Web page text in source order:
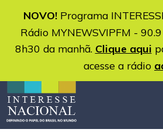
NOVO!Programa
Rádio MYNEWSVIPFM -
8h30 da manhã. Clique aqui
acesse a rádio